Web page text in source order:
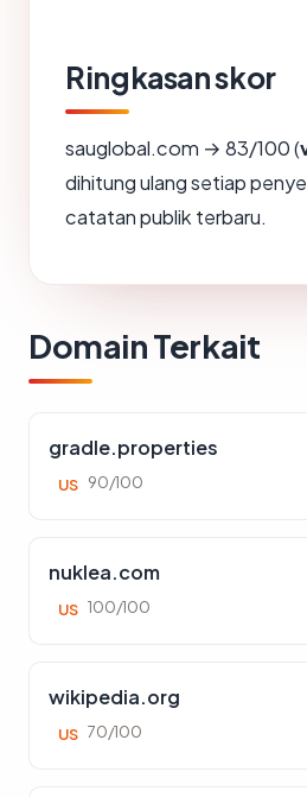
Ringkasan skor
sauglobal.com → 83/100 (
dihitung ulang setiap
catatan publik terbaru.
Domain Terkait
gradle.properties
US 90/100
nuklea.com
US 100/100
wikipedia.org
US 70/100